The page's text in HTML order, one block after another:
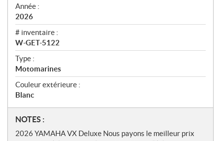
w
Année :
2026
# inventaire :
W-GET-5122
Type :
Motomarines
Couleur extérieure :
Blanc
N
o
NOTES :
2026 YAMAHA VX Deluxe Nous payons le meilleur prix